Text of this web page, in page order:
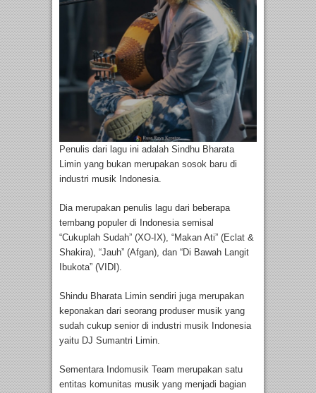
Penulis dari lagu ini adalah Sindhu Bharata
Limin yang bukan merupakan sosok baru di
industri musik Indonesia.
Dia merupakan penulis lagu dari beberapa
tembang populer di Indonesia semisal
“Cukuplah Sudah” (XO-IX), “Makan Ati” (Eclat &
Shakira), “Jauh” (Afgan), dan “Di Bawah Langit
Ibukota” (VIDI).
Shindu Bharata Limin sendiri juga merupakan
keponakan dari seorang produser musik yang
sudah cukup senior di industri musik Indonesia
yaitu DJ Sumantri Limin.
Sementara Indomusik Team merupakan satu
entitas komunitas musik yang menjadi bagian